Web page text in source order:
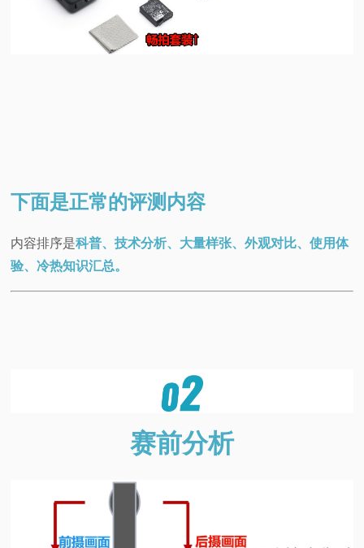
下面是正常的评测内容
内容排序是科普、技术分析、大量样张、外观对比、使用体
验、冷热知识汇总。
赛前分析